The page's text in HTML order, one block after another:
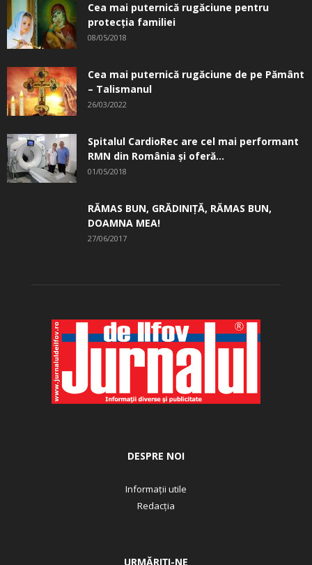
Cea mai puternică rugăciune pentru
protecția familiei
08/05/2018
Cea mai puternică rugăciune de pe Pământ
– Talismanul
26/03/2022
Spitalul CardioRec are cel mai performant
RMN din România și oferă...
01/05/2018
RĂMAS BUN, GRĂDINIŢĂ, ­RĂMAS BUN,
DOAMNA MEA!
27/06/2017
DESPRE NOI
Informații utile
Redacția
URMĂRIȚI-NE